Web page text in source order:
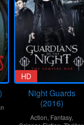
HD
Night Guards
(2016)
Action, Fantasy,